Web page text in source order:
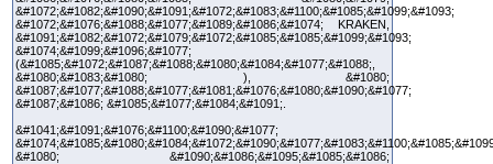
&#1072;&#1082;&#1090;&#1091;&#1072;&#1083;&#1100;&#1085;&#1099;&#1093;
&#1072;&#1076;&#1088;&#1077;&#1089;&#1086;&#1074; KRAKEN,
&#1091;&#1082;&#1072;&#1079;&#1072;&#1085;&#1085;&#1099;&#1093;
&#1074;&#1099;&#1096;&#1077;
(&#1085;&#1072;&#1087;&#1088;&#1080;&#1084;&#1077;&#1088;,
&#1080;&#1083;&#1080; ), &#1080;
&#1087;&#1077;&#1088;&#1077;&#1081;&#1076;&#1080;&#1090;&#1077;
&#1087;&#1086; &#1085;&#1077;&#1084;&#1091;.
&#1041;&#1091;&#1076;&#1100;&#1090;&#1077;
&#1080; &#1090;&#1086;&#1095;&#1085;&#1086;